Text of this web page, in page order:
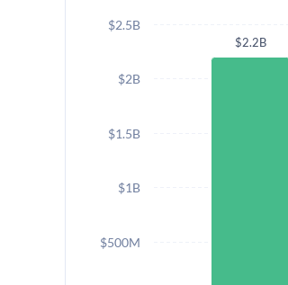
$2.2B
$500M
$1B
$1.5B
$2B
$2.5B